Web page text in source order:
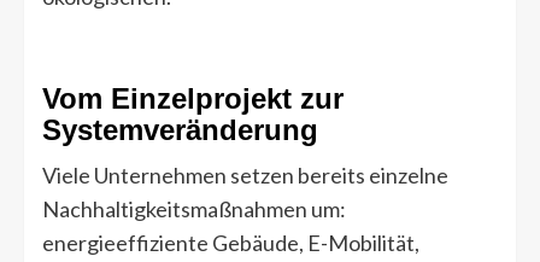
Vom Einzelprojekt zur
Systemveränderung
Viele Unternehmen setzen bereits einzelne
Nachhaltigkeitsmaßnahmen um:
energieeffiziente Gebäude, E-Mobilität,